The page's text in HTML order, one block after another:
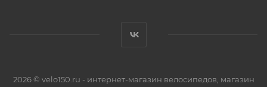
2026 © velo150.ru - интернет-магазин велосипедов, магазин